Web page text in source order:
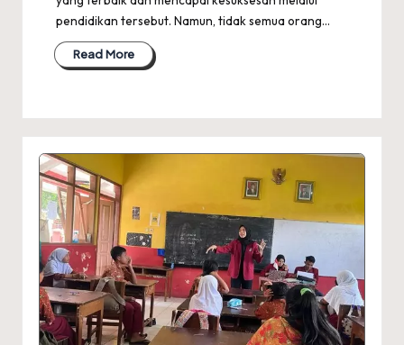
pendidikan tersebut. Namun, tidak semua orang…
Read More